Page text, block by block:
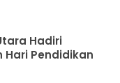
Hadiri
Pendidikan